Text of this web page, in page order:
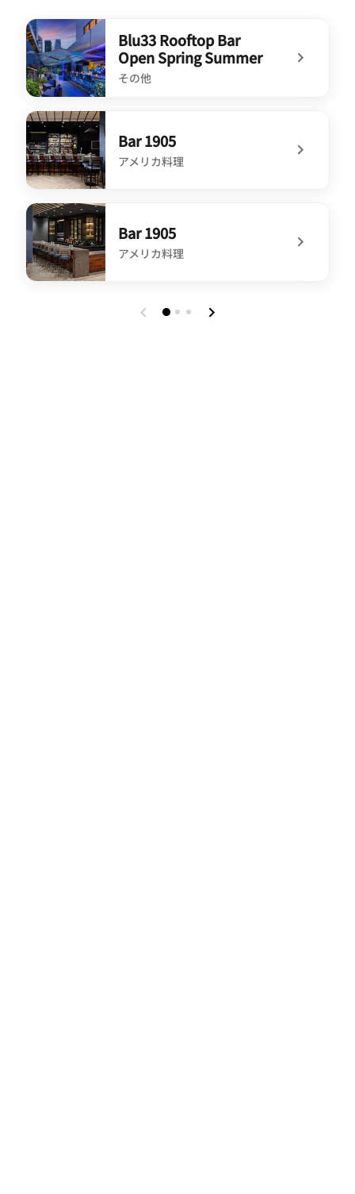
Blu33 Rooftop Bar
Open Spring Summer
その他
undefined Blu33 Rooftop Bar Open Spring Summer
Bar 1905
アメリカ料理
undefined Bar 1905
Bar 1905
アメリカ料理